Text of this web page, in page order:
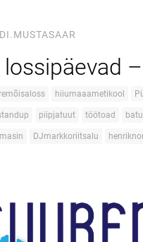
hiiumaaametikool
piipjatuut töötoad
DJmarkkoriitsalu